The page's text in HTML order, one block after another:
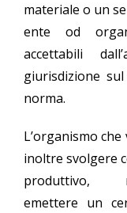
materiale o un
ente od
accettabili
giurisdizione
norma.
L’organismo
inoltre svolgere
produttivo,
emettere un